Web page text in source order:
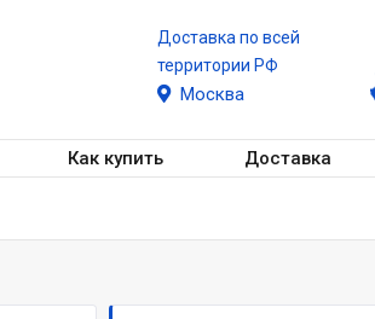
Доставка по всей
территории РФ
Москва
Как купить Доставка